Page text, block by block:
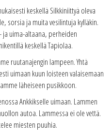
keskellä Silkkiniittyä oleva
sorsia ja muita vesilintuja kylläkin.
ja uima-altaana, perheiden
keskellä Tapiolaa.
ruutanajengin lampeen. Yhtä
uimaan kuun loisteen valaisemaan
läheiseen pusikkoon.
Ankkikselle uimaan. Lammen
autoa. Lammessa ei ole vettä.
miesten puuhia.